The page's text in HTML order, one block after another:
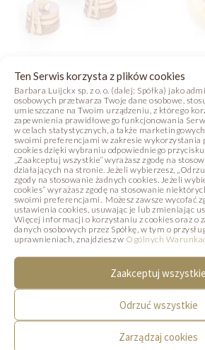
Ten Serwis korzysta z plików cookies
Barbara Luijckx sp. z o. o. (dalej: Spółka) jako
osobowych przetwarza Twoje dane osobowe,
umieszczane na Twoim urządzeniu, z którego
zapewnienia prawidłowego funkcjonowania
w celach statystycznych, a także
swoimi preferencjami w zakresie wykorzystania
cookies dzięki wybraniu odpowiedniego
„Zaakceptuj wszystkie” wyrażasz zgodę na
działających na stronie. Jeżeli wybierzesz,
zgody na stosowanie żadnych cookies. Jeżeli
cookies” wyrażasz zgodę na stosowanie
swoimi preferencjami. Możesz zawsze wycofać
ustawienia cookies, usuwając je lub zmieniając
Więcej informacji o korzystaniu z cookies oraz o
danych osobowych przez Spółkę, w tym o
uprawnieniach, znajdziesz w Ogólnych
Zaakceptuj wszystkie
Odrzuć wszystkie
Zarządzaj cookies
ORZECHOWY
LUKSUS
Zdjęcie
Receptura
Film
Film
PODOBNE
Poniżej prezentujemy
Państwa zainteresować.